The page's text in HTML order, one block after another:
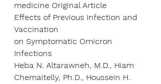
medicine Original Article
Effects of Previous Infection and
Vaccination
on Symptomatic Omicron
Infections
Heba N. Altarawneh, M.D., Hiam
Chemaitelly, Ph.D., Houssein H.